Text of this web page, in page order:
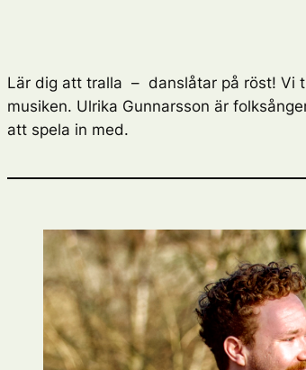
Lär dig att tralla – danslåtar på röst! Vi
musiken. Ulrika Gunnarsson är
att spela in med.